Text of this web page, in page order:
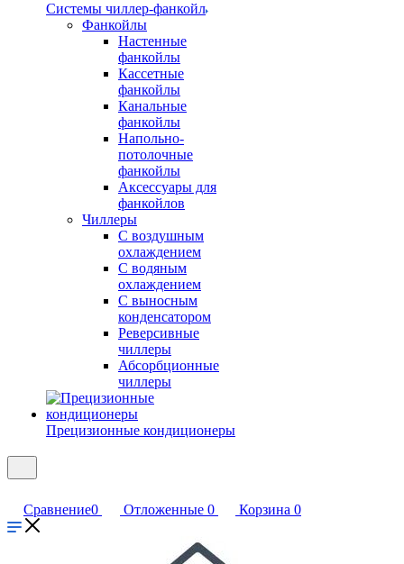
Системы чиллер-фанкойл
Фанкойлы
Настенные
фанкойлы
Кассетные
фанкойлы
Канальные
фанкойлы
Напольно-
потолочные
фанкойлы
Аксессуары для
фанкойлов
Чиллеры
С воздушным
охлаждением
С водяным
охлаждением
С выносным
конденсатором
Реверсивные
чиллеры
Абсорбционные
чиллеры
Прецизионные кондиционеры
Сравнение0 Отложенные 0 Корзина 0